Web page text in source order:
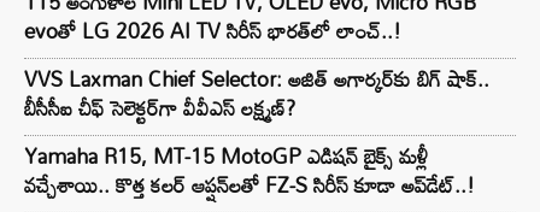
evoతో LG 2026 AI TV సిరీస్ భారత్‌లో లాంచ్..!
VVS Laxman Chief Selector: అజిత్ అగార్కర్‌కు బిగ్ షాక్..
బీసీసీఐ చీఫ్ సెలెక్టర్‌గా వీవీఎస్ లక్ష్మణ్?
Yamaha R15, MT-15 MotoGP ఎడిషన్ బైక్స్ మళ్లీ
వచ్చేశాయి.. కొత్త కలర్ ఆప్షన్‌లతో FZ-S సిరీస్ కూడా అప్‌డేట్..!